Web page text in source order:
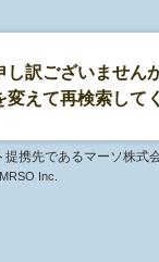
し訳ございません
変えて再検索して
携先であるマーソ株式
Inc.